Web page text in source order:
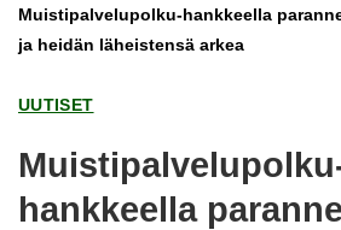
Muistipalvelupolku-​hankkeella
ja hei­dän lä­heis­ten­sä arkea
UU­TI­SET
hankkeella